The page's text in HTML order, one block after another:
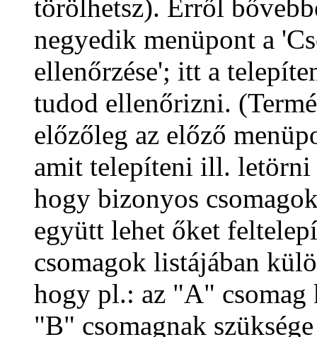
törölhetsz). Erről
negyedik menüpont a
ellenőrzése'; itt a
tudod ellenőrizni.
előzőleg az előző
amit telepíteni ill. letörni
hogy bizonyos
együtt lehet őket
csomagok listájában
hogy pl.: az "A" csomag
"B" csomagnak